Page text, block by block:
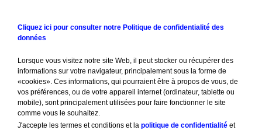
Cliquez ici pour consulter notre Politique de confidentialité des
données
Lorsque vous visitez notre site Web, il peut stocker ou récupérer des
informations sur votre navigateur, principalement sous la forme de
«cookies». Ces informations, qui pourraient être à propos de vous, de
vos préférences, ou de votre appareil internet (ordinateur, tablette ou
mobile), sont principalement utilisées pour faire fonctionner le site
comme vous le souhaitez.
J'accepte les termes et conditions et lapolitique de confidentialité et